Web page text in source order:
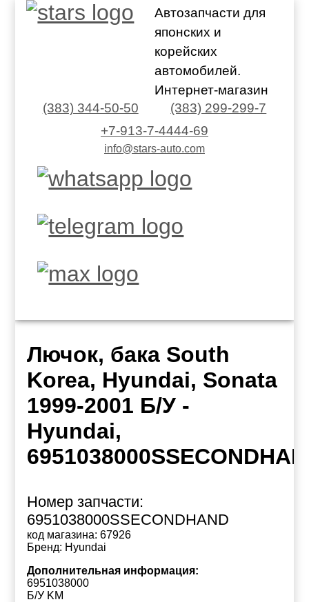
Автозапчасти для
японских и
корейских
автомобилей.
Интернет-магазин
(383) 344-50-50
(383) 299-299-7
+7-913-7-4444-69
info@stars-auto.com
Лючок, бака South
Korea, Hyundai, Sonata
1999-2001 Б/У -
Hyundai,
Номер запчасти:
6951038000SSECONDHAND
код магазина: 67926
Бренд: Hyundai
Дополнительная информация:
6951038000
Б/У KM